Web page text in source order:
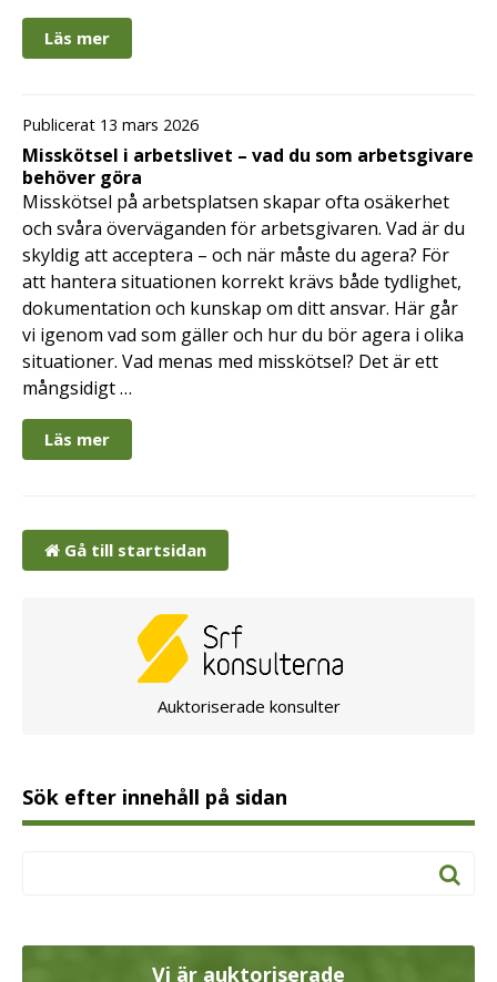
Läs mer
Publicerat 13 mars 2026
Misskötsel i arbetslivet – vad du som arbetsgivare
behöver göra
Misskötsel på arbetsplatsen skapar ofta osäkerhet
och svåra överväganden för arbetsgivaren. Vad är du
skyldig att acceptera – och när måste du agera? För
att hantera situationen korrekt krävs både tydlighet,
dokumentation och kunskap om ditt ansvar. Här går
vi igenom vad som gäller och hur du bör agera i olika
situationer. Vad menas med misskötsel? Det är ett
mångsidigt …
Läs mer
Gå till startsidan
Auktoriserade konsulter
Sök efter innehåll på sidan
Vi är auktoriserade